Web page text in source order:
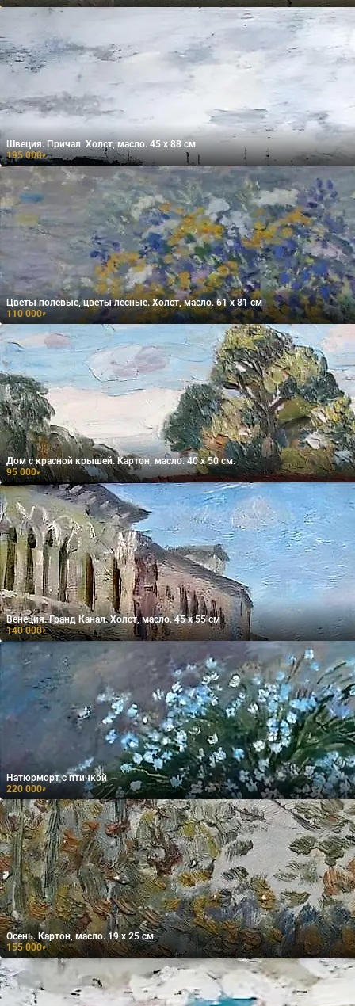
Швеция. Причал. Холст, масло. 45 х 88 см
195 000₽
Цветы полевые, цветы лесные. Холст, масло. 61 х 81 см
110 000₽
Дом с красной крышей. Картон, масло. 40 х 50 см.
95 000₽
Венеция. Гранд Канал. Холст, масло. 45 х 55 см
140 000₽
Натюрморт с птичкой
220 000₽
Осень. Картон, масло. 19 х 25 см
155 000₽